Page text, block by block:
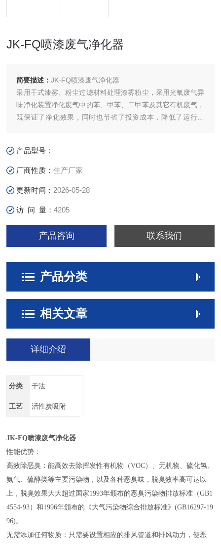
JK-FQ喷漆废气净化器
简要描述：JK-FQ喷漆废气净化器
采用干式漆雾、粉尘过滤材料处理漆雾粉尘，采用光氧废气异
味净化装置净化废气中的苯、甲苯、二甲苯及其它有机废气，
既保证了净化效果，同时也节省了投资成本，降低了运行费
产品型号：
厂商性质：生产厂家
更新时间： 2026-05-28
访 问 量：4205
产品咨询 联系我们
产品分类
相关文章
详细介绍
分类 干法
工艺 活性炭吸附
JK-FQ喷漆废气净化器
性能优势：
高效除恶臭：能高效去除挥发性有机物（VOC）、无机物、硫化氢、
氨气、硫醇类等主要污染物，以及各种恶臭味，脱臭效率高可达以
上，脱臭效果大大超过国家1993年颁布的恶臭污染物排放标准（GB1
4554-93）和1996年颁布的《大气污染物综合排放标准》(GB16297-19
96)。
无需添加任何物质：只需要设置相应的排风管道和排风动力，使恶